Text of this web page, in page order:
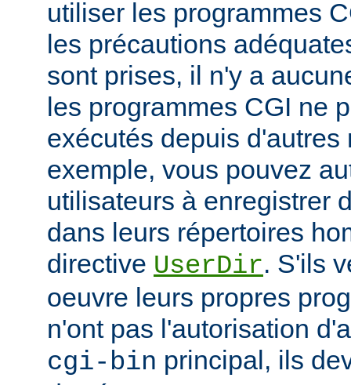
utiliser les programmes
les précautions
sont prises, il n'y a
les programmes CGI ne
exécutés depuis d'autres
exemple, vous pouvez
utilisateurs à enregistrer
dans leurs répertoires
directive UserDir. S'ils
oeuvre leurs propres
n'ont pas l'autorisation
cgi-bin principal, ils